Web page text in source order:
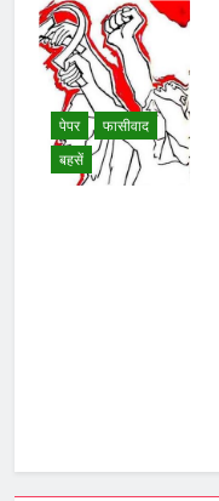
पेपर
फासीवाद
बहसें